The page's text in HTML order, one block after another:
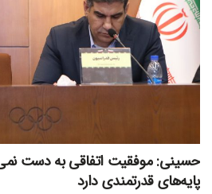
حسینی: موفقیت‌ اتفاقی به دست
پایه‌های قدرتمندی دارد